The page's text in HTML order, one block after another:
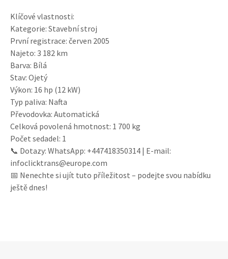
Klíčové vlastnosti:
Kategorie: Stavební stroj
První registrace: červen 2005
Najeto: 3 182 km
Barva: Bílá
Stav: Ojetý
Výkon: 16 hp (12 kW)
Typ paliva: Nafta
Převodovka: Automatická
Celková povolená hmotnost: 1 700 kg
Počet sedadel: 1
📞 Dotazy: WhatsApp: +447418350314 | E-mail:
infoclicktrans@europe.com
📅 Nenechte si ujít tuto příležitost – podejte svou nabídku
ještě dnes!